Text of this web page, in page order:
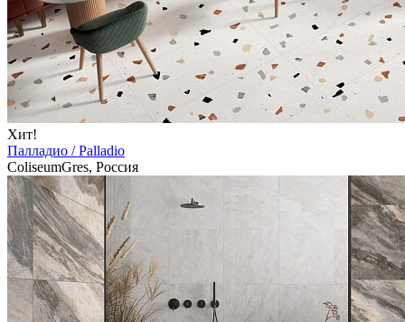
Хит!
Палладио / Palladio
ColiseumGres, Россия